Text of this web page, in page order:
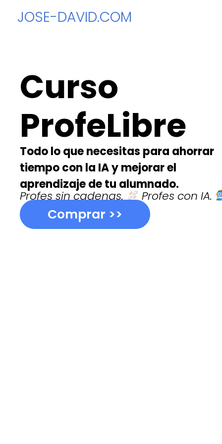
JOSE-DAVID.COM
Curso
ProfeLibre
Todo lo que necesitas para ahorrar
tiempo con la IA y mejorar el
aprendizaje de tu alumnado.
Profes sin cadenas. Profes con IA.
Comprar >>